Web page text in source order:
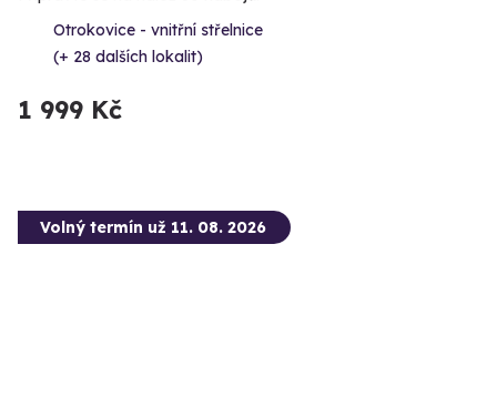
Otrokovice - vnitřní střelnice
(+ 28 dalších lokalit)
1 999 Kč
Volný termín už 11. 08. 2026